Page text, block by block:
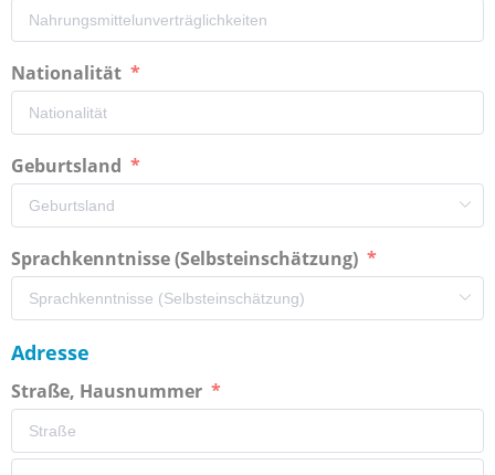
Nationalität
Geburtsland
Sprachkenntnisse (Selbsteinschätzung)
Adresse
Straße, Hausnummer